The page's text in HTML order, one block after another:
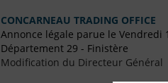
CONCARNEAU TRADING OFFICE
Annonce légale parue le Vendredi
Département 29 - Finistère
Modification du Directeur Général